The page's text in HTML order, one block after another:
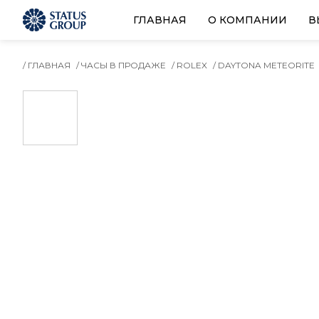
ГЛАВНАЯ О КОМПАНИИ
/ ГЛАВНАЯ / ЧАСЫ В ПРОДАЖЕ / ROLEX / DAYTONA METEORITE